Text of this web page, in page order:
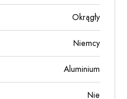
Okrągły
Niemcy
Aluminium
Nie